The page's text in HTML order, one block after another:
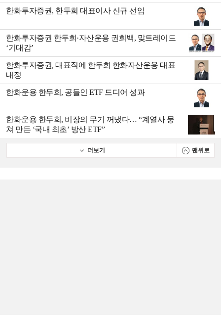
한화투자증권, 한두희 대표이사 신규 선임
한화투자증권 한두희·자산운용 권희백, 맞트레이드
‘기대감’
한화투자증권, 대표직에 한두희 한화자산운용 대표
내정
한화운용 한두희, 공들인 ETF 드디어 성과
한화운용 한두희, 비장의 무기 꺼냈다… “계열사 뭉
쳐 만든 ‘국내 최초’ 방산 ETF”
더보기 맨위로